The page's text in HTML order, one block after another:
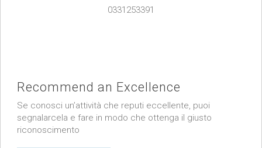
0331253391
Recommend an Excellence
Se conosci un’attività che reputi eccellente, puoi
segnalarcela e fare in modo che ottenga il giusto
riconoscimento